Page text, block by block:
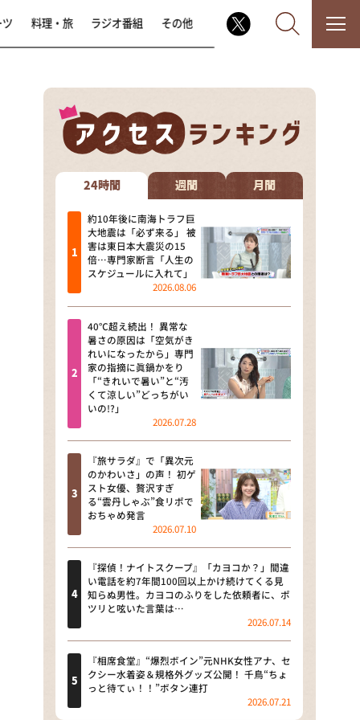
なるみ・岡村の過ぎるTV
相席食堂
これ余談なんですけど・・・
～人生密着トークバラエティ！
～ やすとものいたって真剣です
探偵！ナイトスクープ
news おかえり
河合＆A.B.C-Z塚田×福井アナ
「なんでやねん！？」（news お
かえり）
DAIGOも台所 ～きょうの献立 何
にする？～
本日はダイアンなり！シーズン２
朝だ！生です旅サラダ
教えて！ニュースライブ 正義の
ミカタ
ＬＩＦＥ～夢のカタチ～
新婚さんいらっしゃい！
ポツンと一軒家
ザキ山小屋本館
料理・旅 ラジオ番組 その他
24時間 週間 月間
約10年後に南海トラフ巨
大地震は「必ず来る」 被
害は東日本大震災の15
倍…専門家断言「人生の
スケジュールに入れて」
2026.08.06
40℃超え続出！ 異常な
暑さの原因は「空気がき
れいになったから」専門
家の指摘に眞鍋かをり
「“きれいで暑い”と“汚
くて涼しい”どっちがい
いの!?」
2026.07.28
『旅サラダ』で「異次元
のかわいさ」の声！ 初ゲ
スト女優、贅沢すぎ
る“雲丹しゃぶ”食リポで
おちゃめ発言
2026.07.10
『探偵！ナイトスクープ』「カヨコか？」間違
い電話を約7年間100回以上かけ続けてくる見
知らぬ男性。カヨコのふりをした依頼者に、ポ
ツリと呟いた言葉は…
2026.07.14
『相席食堂』“爆烈ボイン”元NHK女性アナ、セ
クシー水着姿＆規格外グッズ公開！ 千鳥“ちょ
っと待てぃ！！”ボタン連打
2026.07.21